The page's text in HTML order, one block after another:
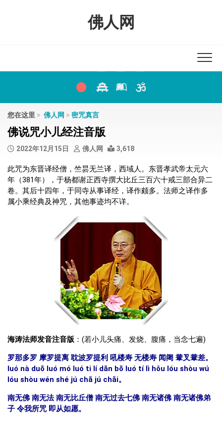
佛人网
您在这里 > 佛人网 > 密咒真言
佛说咒小儿经注音版
2022年12月15日 佛人网 3,618
此咒为东晋译经僧，竺昙无兰译，西域人。东晋孝武帝太元六
年（381年），于杨都谢正西寺撰大比丘三百六十戒三部合异二
卷。其后十四年，于同寺从事译经，译作颇多。法师之译作多
属小乘经典及神咒，其他事迹均不详。
海涛法师发音注音版 ：(若小儿头痛、发烧、腹痛，当念七遍)
罗那多罗 摩罗提离 耽波罗提利 吼楼寿 无楼寿 闻阇 輂叉輂差。
luó nà duō luó mó luó ti lí dān bō luó tí lì hǒu lóu shòu wú
lóu shòu wén shé jú chā jú chāi。
南无佛 南无法 南无比丘僧 南无过去七佛 南无诸佛 南无诸佛弟
子 令我所咒 即从如愿。